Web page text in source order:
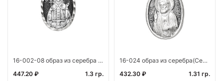
16-002-08 образ из серебра алм(Ирина) штамп част. черн.
447.20 ₽
1.3 гр.
16-024 образ из серебра(Серафим) штамп
432.30 ₽
1.31 гр.